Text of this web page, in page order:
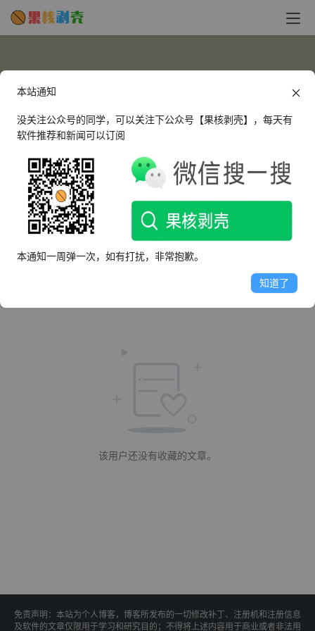
爸爸
这个人很懒，什么都没有留下～
该用户还没有收藏的文章。
免责声明：本站为个人博客，博客所发布的一切修改补丁、注册机和注册信息
及软件的文章仅限用于学习和研究目的；不得将上述内容用于商业或者非法用
本站通知
没关注公众号的同学，可以关注下公众号【果核剥壳】，每天有
软件推荐和新闻可以订阅
本通知一周弹一次，如有打扰，非常抱歉。
知道了